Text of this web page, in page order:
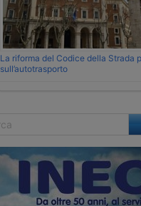
La riforma del Codice della Strada
sull’autotrasporto